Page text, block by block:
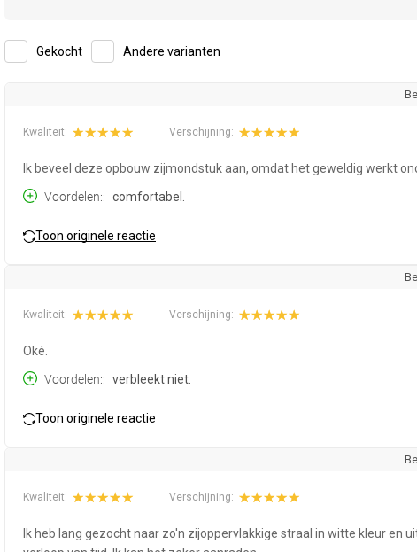
Gekocht Andere varianten
Kwaliteit: Verschijning:
Ik beveel deze opbouw zijmondstuk aan, omdat het geweldig werkt
Voordelen:
comfortabel.
Toon originele reactie
Kwaliteit: Verschijning:
Oké.
Voordelen:
verbleekt niet.
Toon originele reactie
Kwaliteit: Verschijning:
Ik heb lang gezocht naar zo'n zijoppervlakkige straal in witte kleur en